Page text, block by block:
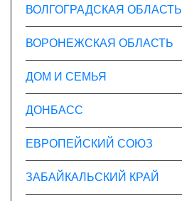
ВОЛГОГРАДСКАЯ ОБЛАСТЬ
ВОРОНЕЖСКАЯ ОБЛАСТЬ
ДОМ И СЕМЬЯ
ДОНБАСС
ЕВРОПЕЙСКИЙ СОЮЗ
ЗАБАЙКАЛЬСКИЙ КРАЙ